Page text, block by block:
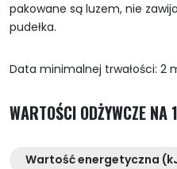
pakowane są luzem, nie
pudełka.
Data minimalnej trwałości: 2
WARTOŚCI ODŻYWCZE NA
Wartość energetyczna